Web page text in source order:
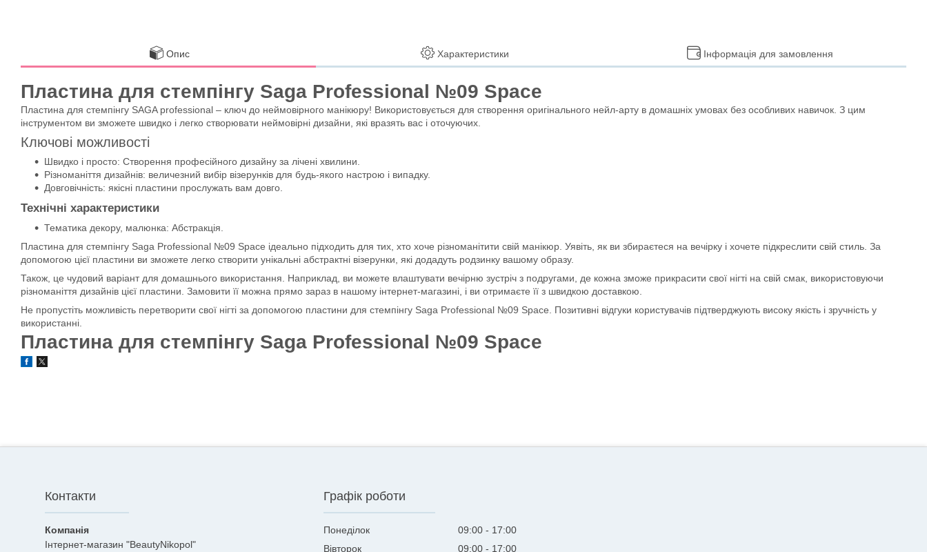
Опис Характеристики Інформація для замовлення
Пластина для стемпінгу Saga Professional №09 Space
Пластина для стемпінгу SAGA professional – ключ до неймовірного манікюру! Використовується для створення оригінального нейл-арту в домашніх умовах без особливих навичок. З цим
інструментом ви зможете швидко і легко створювати неймовірні дизайни, які вразять вас і оточуючих.
Ключові можливості
Швидко і просто: Створення професійного дизайну за лічені хвилини.
Різноманіття дизайнів: величезний вибір візерунків для будь-якого настрою і випадку.
Довговічність: якісні пластини прослужать вам довго.
Технічні характеристики
Тематика декору, малюнка: Абстракція.
Пластина для стемпінгу Saga Professional №09 Space ідеально підходить для тих, хто хоче різноманітити свій манікюр. Уявіть, як ви збираєтеся на вечірку і хочете підкреслити свій стиль. За
допомогою цієї пластини ви зможете легко створити унікальні абстрактні візерунки, які додадуть родзинку вашому образу.
Також, це чудовий варіант для домашнього використання. Наприклад, ви можете влаштувати вечірню зустріч з подругами, де кожна зможе прикрасити свої нігті на свій смак, використовуючи
різноманіття дизайнів цієї пластини. Замовити її можна прямо зараз в нашому інтернет-магазині, і ви отримаєте її з швидкою доставкою.
Не пропустіть можливість перетворити свої нігті за допомогою пластини для стемпінгу Saga Professional №09 Space. Позитивні відгуки користувачів підтверджують високу якість і зручність у
використанні.
Пластина для стемпінгу Saga Professional №09 Space
Контакти
Інтернет-магазин "BeautyNikopol"
Графік роботи
Понеділок 09:00
17:00
Вівторок
09:00 17:00